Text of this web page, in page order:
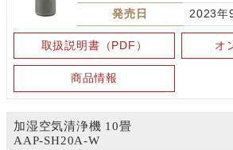
発売日
2023年
取扱説明書（PDF） オ
商品情報
加湿空気清浄機 10畳
AAP-SH20A-W